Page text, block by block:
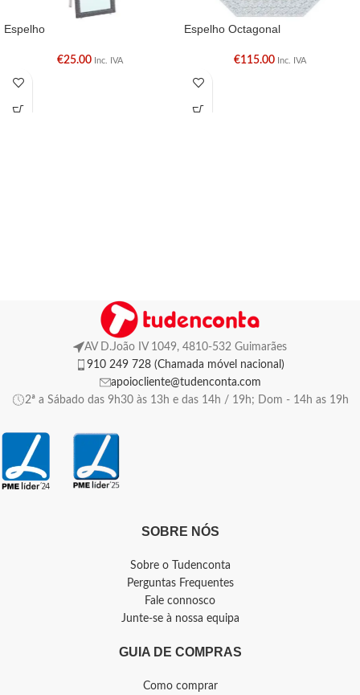
Espelho
€25.00 Inc. IVA
Espelho Octagonal
€115.00 Inc. IVA
AV D.João IV 1049, 4810-532 Guimarães
910 249 728 (Chamada móvel nacional)
apoiocliente@tudenconta.com
2ª a Sábado das 9h30 às 13h e das 14h / 19h; Dom - 14h as 19h
SOBRE NÓS
Sobre o Tudenconta
Perguntas Frequentes
Fale connosco
Junte-se à nossa equipa
GUIA DE COMPRAS
Como comprar